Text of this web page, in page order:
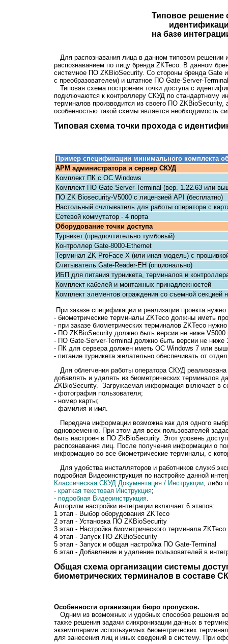
Типовое решение
на базе
Для распознавания лица в данном типовом решении
распознаванием по лицу бренда ZKTeco. В данном
системное ПО ZKBioSecurity. Со стороны бренда Gate
с преобразователем) и штатное ПО Gate-Server-
Типовая схема построения точки доступа с
подключаются к контроллеру СКУД по стандартному
терминалов производится из своего ПО
особенностью такой схемы является необходимость
Типовая схема точки прохода с
Пример спецификации минимального комплекта
АРМ администратора и сервер СКУД
Комплект ПК с ОС Windows
Комплект ПО Gate-Server-Terminal (вер. 1.22.63 или
ПО ZK Biosecurity-V5000 с лицензией API (бесплатно)
Настольный считыватель для работы оператора с
Сетевой коммутатор - 4 порта
Оборудование точки доступа
Турникет (предпочтительно тумбовый)
Контроллер Gate-8000-Ethernet
Терминал ZK ProFace X (или иная модель) с
Считыватель Gate-Reader-EH (опционально)
ИБП для питания турникета, терминалов и
Комплект кабелей и монтажных принадлежностей
Комплект элементов ограждения со съемной секцией
При заказе спецификации и реализации проекта
- биометрические терминалы ZKTeco должны иметь
- при заказе биометрических терминалов ZKTeco
- ПО ZKBioSecurity должно быть версии не ниже
- ПО Gate-Server-Terminal должно быть версии не ниже
- ПК для сервера должен иметь ОС Windows 7 или
- питание турникета желательно обеспечивать от
Для облегчения работы оператора СКУД
добавлять и удалять из биометрических терминалов
ZKBioSecurity. Загружаемая информация включает в
- фотография пользователя;
- номер карты;
- фамилия и имя.
Передача информации возможна как для одного
одновременно. При этом для всех пользователей
быть настроен в ПО ZkBioSecurity. Этот уровень
распознавания лиц. После получения информации о
информацию во все биометрические терминалы, с
Для удобства инсталляторов и работников служб
подробная Видеоинструкция по настройке данной
Классическая СКУД Документация / Инструкции, либо
- краткая текстовая Инструкция;
- подробная Видеоинструкция.
Алгоритм настройки интеграции включает 6 этапов:
1 этап - Выбор оборудования ZKTeco
2 этап - Установка ПО ZKBioSecurity
3 этап - Настройка биометрического терминала ZKTeco
4 этап - Запуск ПО ZKBioSecurity
5 этап - Запуск и общая настройка ПО Gate-Terminal
6 этап - Добавление и удаление пользователей в
Общая схема организации системы
биометрических терминалов в составе
Особенности организации бюро пропусков.
Одним из возможных и удобных способов решения
также решения задачи синхронизации данных в
экземплярами используемых биометрических
для занесения лиц и иных сведений в систему. При